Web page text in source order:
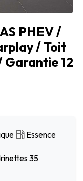
PHEV /
/ Toit
12
Essence
35